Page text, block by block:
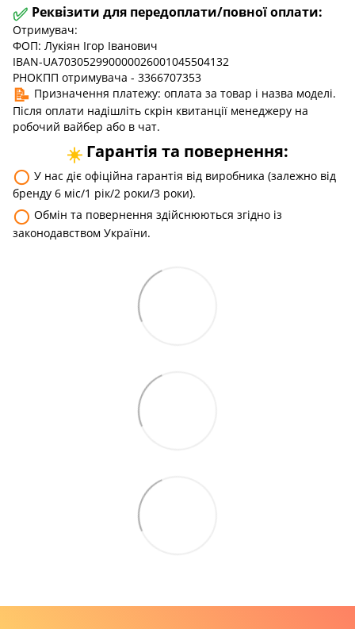
✅ Реквізити для передоплати/повної оплати:
Отримувач:
ФОП: Лукіян Ігор Іванович
IBAN-UA703052990000026001045504132
РНОКПП отримувача - 3366707353
📝 Призначення платежу: оплата за товар і назва моделі.
Після оплати надішліть скрін квитанції менеджеру на
робочий вайбер або в чат.
☀️ Гарантія та повернення:
⚪ У нас діє офіційна гарантія від виробника (залежно від
бренду 6 міс/1 рік/2 роки/3 роки).
⚪ Обмін та повернення здійснюються згідно із
законодавством України.